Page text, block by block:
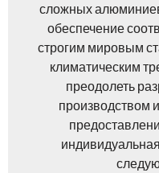
сложных
обеспечение
строгим мировым
климатическим
преодолеть
производством